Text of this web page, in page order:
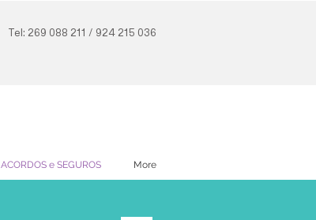
Tel: 269 088 211 / 924 215 036
ACORDOS e SEGUROS More